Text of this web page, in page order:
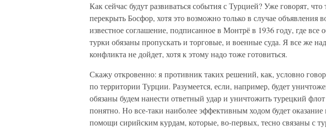
Как сейчас будут развиваться события с Турцией? Уже говорят,
перекрыть Босфор, хотя это возможно только в случае объявления
известное соглашение, подписанное в Монтрё в 1936 году, где все
турки обязаны пропускать и торговые, и военные суда. Я все же
конфликта не дойдет, хотя к этому надо тоже готовиться.
Скажу откровенно: я противник таких решений, как, условно
по территории Турции. Разумеется, если, например, будет
обязаны будем нанести ответный удар и уничтожить турецкий
понятно. Но все-таки наиболее эффективным ходом будет оказание
помощи сирийским курдам, которые, во-первых, тесно связаны с